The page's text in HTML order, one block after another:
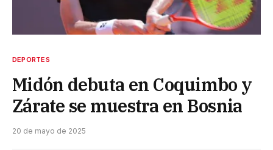
DEPORTES
Midón debuta en Coquimbo y
Zárate se muestra en Bosnia
20 de mayo de 2025